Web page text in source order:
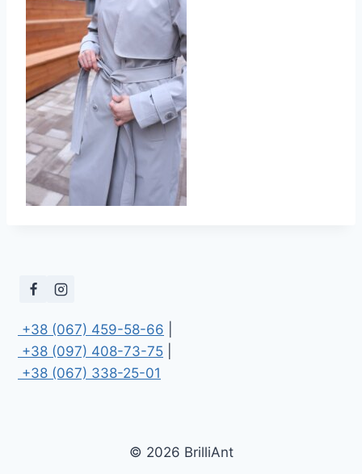
+38 (067) 459-58-66
+38 (097) 408-73-75
+38 (067) 338-25-01
© 2026 BrilliAnt